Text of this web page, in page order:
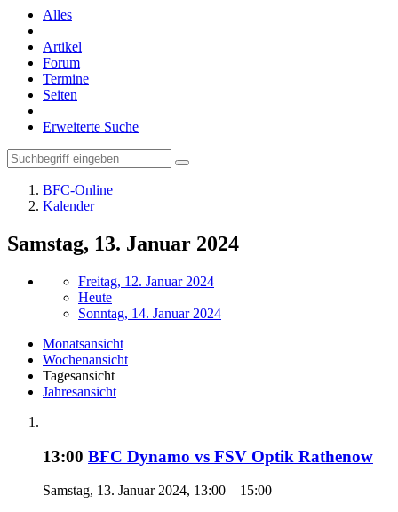
Alles
Artikel
Forum
Termine
Seiten
Erweiterte Suche
BFC-Online
Kalender
Samstag, 13. Januar 2024
Freitag, 12. Januar 2024
Heute
Sonntag, 14. Januar 2024
Monatsansicht
Wochenansicht
Tagesansicht
Jahresansicht
13:00 BFC Dynamo vs FSV Optik Rathenow
Samstag, 13. Januar 2024, 13:00 – 15:00